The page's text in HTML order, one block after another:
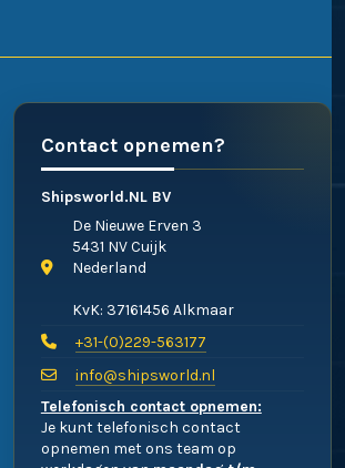
Contact opnemen?
Shipsworld.NL BV
De Nieuwe Erven 3
5431 NV Cuijk
Nederland
KvK: 37161456 Alkmaar
+31-(0)229-563177
info@shipsworld.nl
Telefonisch contact opnemen:
Je kunt telefonisch contact
opnemen met ons team op